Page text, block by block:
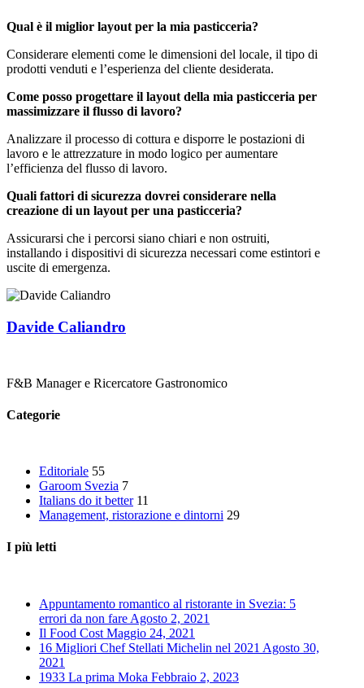
Qual è il miglior layout per la mia pasticceria?
Considerare elementi come le dimensioni del locale, il tipo di
prodotti venduti e l’esperienza del cliente desiderata.
Come posso progettare il layout della mia pasticceria per
massimizzare il flusso di lavoro?
Analizzare il processo di cottura e disporre le postazioni di
lavoro e le attrezzature in modo logico per aumentare
l’efficienza del flusso di lavoro.
Quali fattori di sicurezza dovrei considerare nella
creazione di un layout per una pasticceria?
Assicurarsi che i percorsi siano chiari e non ostruiti,
installando i dispositivi di sicurezza necessari come estintori e
uscite di emergenza.
Davide Caliandro
F&B Manager e Ricercatore Gastronomico
Categorie
Editoriale 55
Garoom Svezia 7
Italians do it better 11
Management, ristorazione e dintorni 29
I più letti
Appuntamento romantico al ristorante in Svezia: 5
errori da non fare Agosto 2, 2021
Il Food Cost Maggio 24, 2021
16 Migliori Chef Stellati Michelin nel 2021 Agosto 30,
2021
1933 La prima Moka Febbraio 2, 2023